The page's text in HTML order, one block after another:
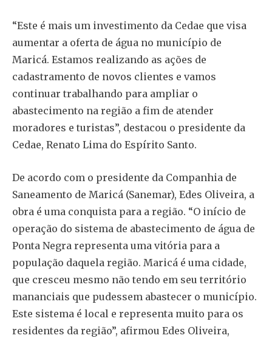
“Este é mais um investimento da Cedae que visa
aumentar a oferta de água no município de
Maricá. Estamos realizando as ações de
cadastramento de novos clientes e vamos
continuar trabalhando para ampliar o
abastecimento na região a fim de atender
moradores e turistas”, destacou o presidente da
Cedae, Renato Lima do Espírito Santo.
De acordo com o presidente da Companhia de
Saneamento de Maricá (Sanemar), Edes Oliveira, a
obra é uma conquista para a região. “O início de
operação do sistema de abastecimento de água de
Ponta Negra representa uma vitória para a
população daquela região. Maricá é uma cidade,
que cresceu mesmo não tendo em seu território
mananciais que pudessem abastecer o município.
Este sistema é local e representa muito para os
residentes da região”, afirmou Edes Oliveira,